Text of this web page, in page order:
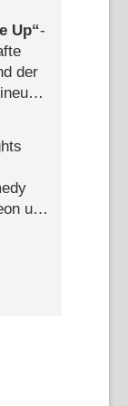
Up -
der
und